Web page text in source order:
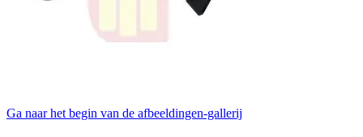
Ga naar het begin van de afbeeldingen-gallerij